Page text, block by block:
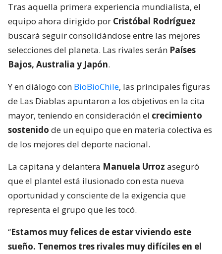
Tras aquella primera experiencia mundialista, el
equipo ahora dirigido por Cristóbal Rodríguez
buscará seguir consolidándose entre las mejores
selecciones del planeta. Las rivales serán Países
Bajos, Australia y Japón.
Y en diálogo con BioBioChile, las principales figuras
de Las Diablas apuntaron a los objetivos en la cita
mayor, teniendo en consideración el crecimiento
sostenido de un equipo que en materia colectiva es
de los mejores del deporte nacional.
La capitana y delantera Manuela Urroz aseguró
que el plantel está ilusionado con esta nueva
oportunidad y consciente de la exigencia que
representa el grupo que les tocó.
“Estamos muy felices de estar viviendo este
sueño. Tenemos tres rivales muy difíciles en el